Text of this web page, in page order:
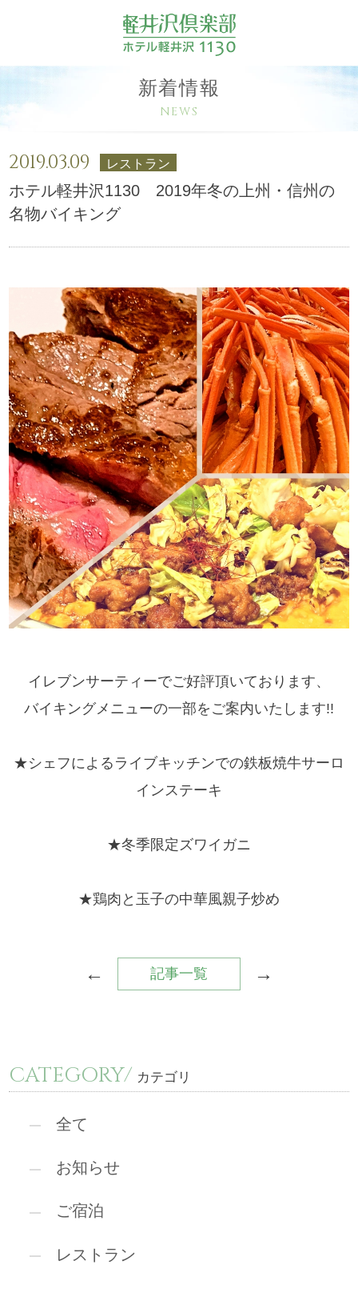
新着情報
NEWS
2019.03.09 レストラン
ホテル軽井沢1130 2019年冬の上州・信州の
名物バイキング
イレブンサーティーでご好評頂いております、
バイキングメニューの一部をご案内いたします!!
★シェフによるライブキッチンでの鉄板焼牛サーロ
インステーキ
★冬季限定ズワイガニ
★鶏肉と玉子の中華風親子炒め
← 記事一覧 →
CATEGORY/ カテゴリ
全て
お知らせ
ご宿泊
レストラン